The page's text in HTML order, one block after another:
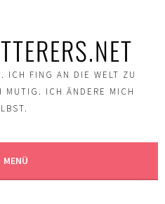
ICH FING AN DIE WELT ZU
MUTIG. ICH ÄNDERE MICH
MENÜ